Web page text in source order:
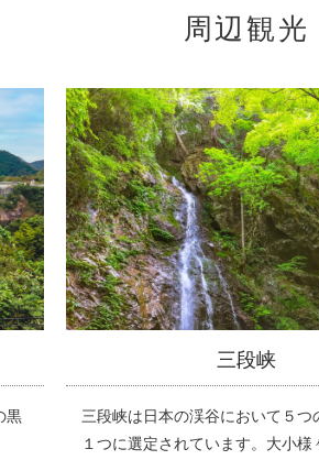
周辺観光
の
恐羅漢山
大山につぐ西日本の巨峰、ブナ原
スキー場として有名です。